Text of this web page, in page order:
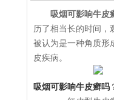
吸烟可影响牛皮
历了相当长的时间，
被认为是一种角质形
皮疾病。
吸烟可影响牛皮癣吗